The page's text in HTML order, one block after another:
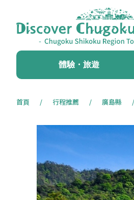
體驗・旅遊
首頁 行程推薦 廣島縣